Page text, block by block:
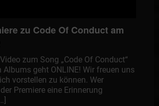
zu Code Of Conduct am
zum Song „Code Of Conduct“
Albums geht ONLINE! Wir freuen uns
vorstellen zu können. Wer
Premiere eine Erinnerung